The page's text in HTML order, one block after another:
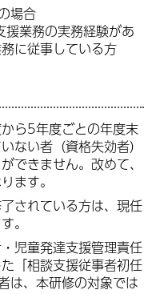
場合
業務の実務経験があ
に従事している方
ら5年度ごとの年度末
ない者（資格失効者）
できません。改めて、
ます。
されている方は、現任
。
児童発達支援管理責任
「相談支援従事者初任
は、本研修の対象では